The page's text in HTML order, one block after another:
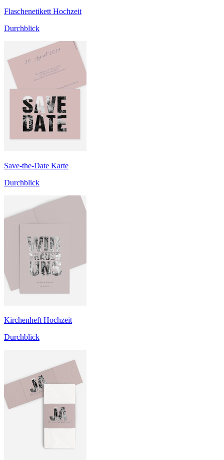
Flaschenetikett Hochzeit
Durchblick
Save-the-Date Karte
Durchblick
Kirchenheft Hochzeit
Durchblick